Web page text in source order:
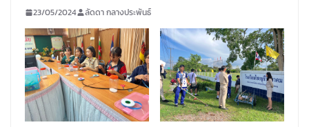
23/05/2024 ลัดดา กลางประพันธ์